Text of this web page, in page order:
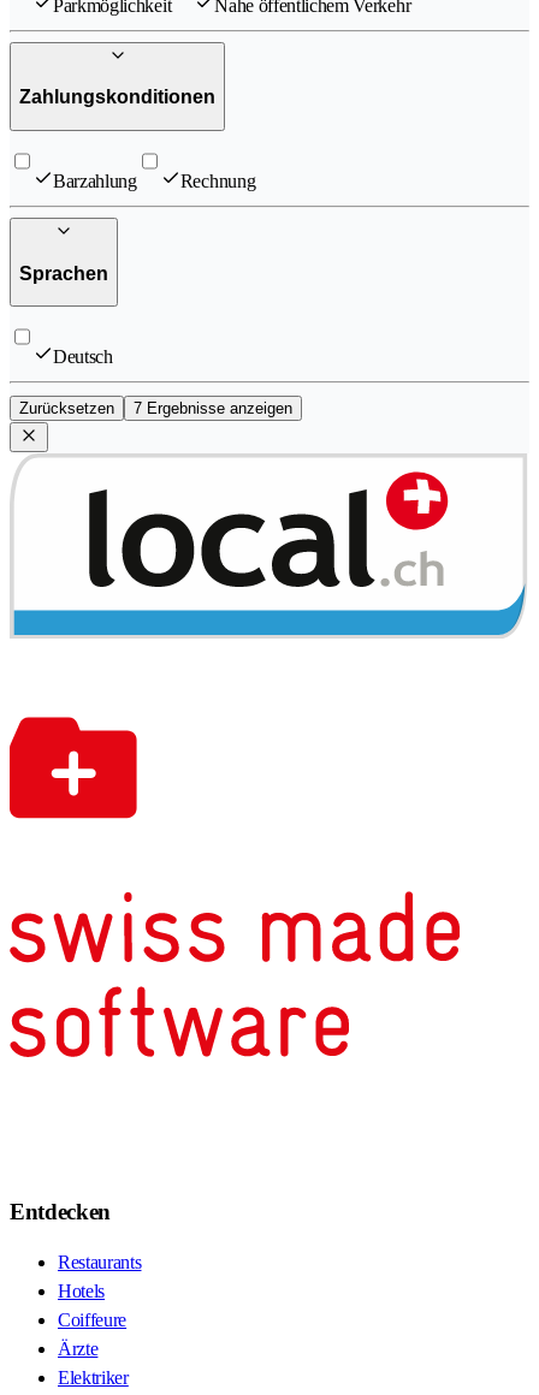
Parkmöglichkeit Nahe öffentlichem Verkehr
Zahlungskonditionen
Barzahlung Rechnung
Sprachen
Deutsch
Zurücksetzen 7 Ergebnisse anzeigen
Entdecken
Restaurants
Hotels
Coiffeure
Ärzte
Elektriker